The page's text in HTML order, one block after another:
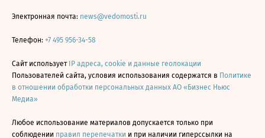
Электронная почта: news@vedomosti.ru
Телефон: +7 495 956-34-58
Сайт использует IP адреса, cookie и данные геолокации
Пользователей сайта, условия использования содержатся в Политике
в отношении обработки персональных данных АО «Бизнес Ньюс
Медиа»
Любое использование материалов допускается только при
соблюдении правил перепечатки и при наличии гиперссылки на